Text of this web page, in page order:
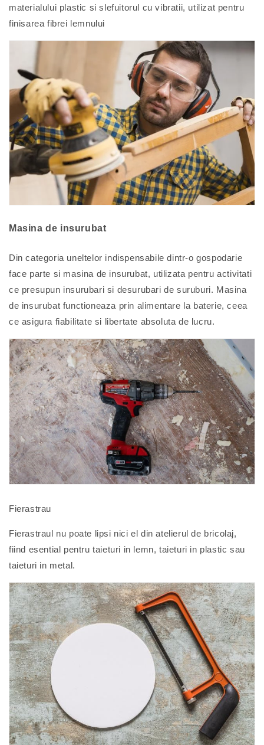
materialului plastic si slefuitorul cu vibratii, utilizat pentru
finisarea fibrei lemnului
Masina de insurubat
Din categoria uneltelor indispensabile dintr-o gospodarie
face parte si masina de insurubat, utilizata pentru activitati
ce presupun insurubari si desurubari de suruburi. Masina
de insurubat functioneaza prin alimentare la baterie, ceea
ce asigura fiabilitate si libertate absoluta de lucru.
Fierastrau
Fierastraul nu poate lipsi nici el din atelierul de bricolaj,
fiind esential pentru taieturi in lemn, taieturi in plastic sau
taieturi in metal.